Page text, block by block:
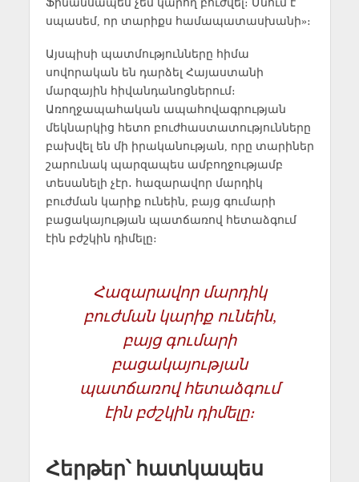
սպասեմ, որ տարիքս համապատասխանի»։
Այսպիսի պատմությունները հիմա
սովորական են դարձել Հայաստանի
մարզային հիվանդանոցներում։
Առողջապահական ապահովագրության
մեկնարկից հետո բուժհաստատությունները
բախվել են մի իրականության, որը տարիներ
շարունակ պարզապես ամբողջությամբ
տեսանելի չէր․ հազարավոր մարդիկ
բուժման կարիք ունեին, բայց գումարի
բացակայության պատճառով հետաձգում
էին բժշկին դիմելը։
Հազարավոր մարդիկ
բուժման կարիք ունեին,
բայց գումարի
բացակայության
պատճառով հետաձգում
էին բժշկին դիմելը։
Հերթեր՝ հատկապես